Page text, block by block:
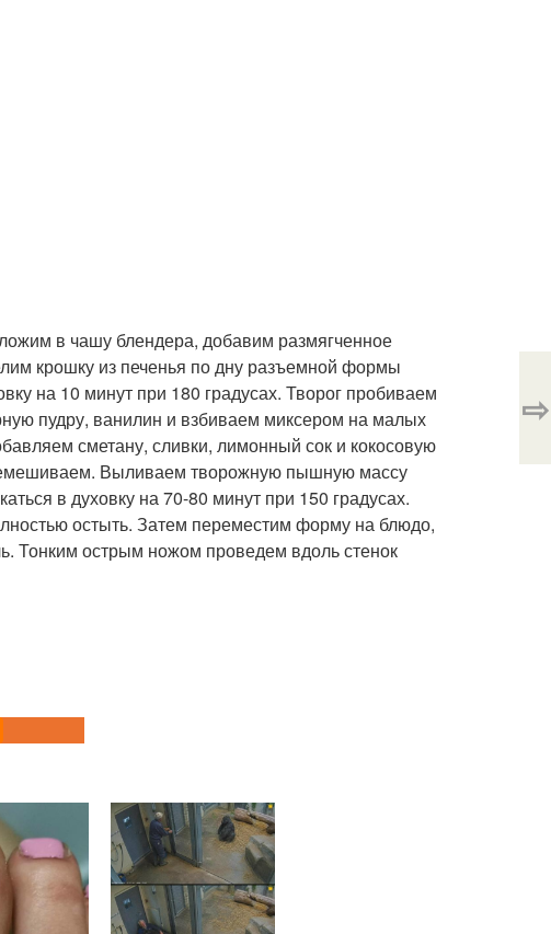
в чашу блендера, добавим размягченное
крошку из печенья по дну разъемной формы
на 10 минут при 180 градусах. Творог пробиваем
пудру, ванилин и взбиваем миксером на малых
сметану, сливки, лимонный сок и кокосовую
Выливаем творожную пышную массу
в духовку на 70-80 минут при 150 градусах.
остыть. Затем переместим форму на блюдо,
Тонким острым ножом проведем вдоль стенок
⇨